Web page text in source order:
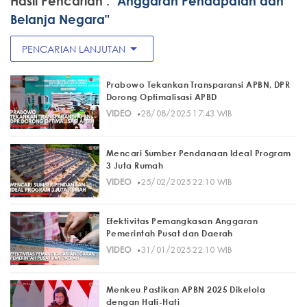
Belanja Negara"
PENCARIAN LANJUTAN arrow_drop_down
Prabowo Tekankan Transparansi APBN, DPR
Dorong Optimalisasi APBD
VIDEO· 28/08/2025 17:43 WIB
Mencari Sumber Pendanaan Ideal Program
3 Juta Rumah
VIDEO· 25/02/2025 22:10 WIB
Efektivitas Pemangkasan Anggaran
Pemerintah Pusat dan Daerah
VIDEO· 31/01/2025 22:10 WIB
Menkeu Pastikan APBN 2025 Dikelola
dengan Hati-Hati